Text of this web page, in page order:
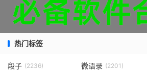
热门标签
段子 (2236) 微语录 (2201)